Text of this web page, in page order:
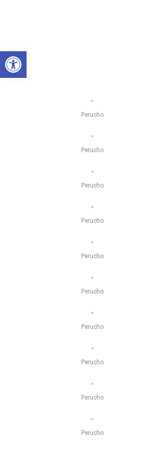
Perucho
Perucho
Perucho
Perucho
Perucho
Perucho
Perucho
Perucho
Perucho
Perucho
Abrir barra de herramientas